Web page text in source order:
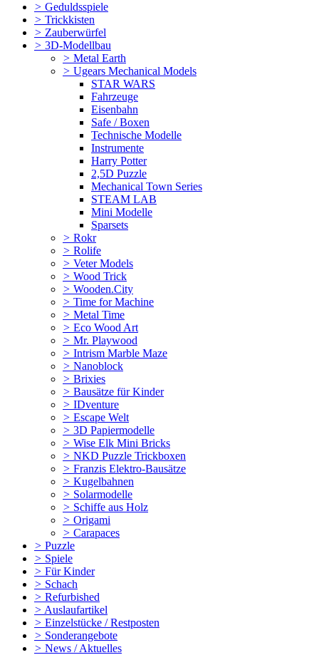
> Geduldsspiele
> Trickkisten
> Zauberwürfel
> 3D-Modellbau
> Metal Earth
> Ugears Mechanical Models
STAR WARS
Fahrzeuge
Eisenbahn
Safe / Boxen
Technische Modelle
Instrumente
Harry Potter
2,5D Puzzle
Mechanical Town Series
STEAM LAB
Mini Modelle
Sparsets
> Rokr
> Rolife
> Veter Models
> Wood Trick
> Wooden.City
> Time for Machine
> Metal Time
> Eco Wood Art
> Mr. Playwood
> Intrism Marble Maze
> Nanoblock
> Brixies
> Bausätze für Kinder
> IDventure
> Escape Welt
> 3D Papiermodelle
> Wise Elk Mini Bricks
> NKD Puzzle Trickboxen
> Franzis Elektro-Bausätze
> Kugelbahnen
> Solarmodelle
> Schiffe aus Holz
> Origami
> Carapaces
> Puzzle
> Spiele
> Für Kinder
> Schach
> Refurbished
> Auslaufartikel
> Einzelstücke / Restposten
> Sonderangebote
> News / Aktuelles